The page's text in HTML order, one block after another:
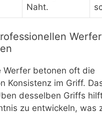
Naht.
Werfer betonen oft die
Konsistenz im Griff.
desselben Griffs
zu entwickeln, was